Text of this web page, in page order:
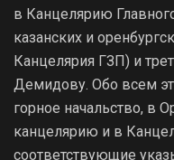
в Канцелярию
казанских и
Канцелярия ГЗП) и
Демидову. Обо всем
горное начальство, в
канцелярию и в
соответствующие